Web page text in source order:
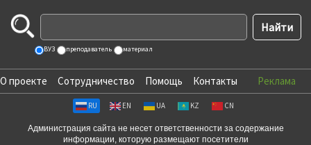
ВУЗ преподаватель материал
О проекте Сотрудничество Помощь Контакты Реклама
RU EN UA KZ CN
Администрация сайта не несет ответственности за содержание
информации, которую размещают посетители